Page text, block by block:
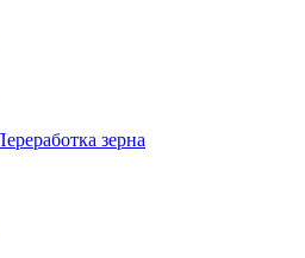
зерна